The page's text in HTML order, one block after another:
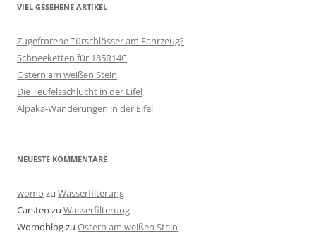
VIEL GESEHENE ARTIKEL
Zugefrorene Türschlösser am Fahrzeug?
Schneeketten für 185R14C
Ostern am weißen Stein
Die Teufelsschlucht in der Eifel
Alpaka-Wanderungen in der Eifel
NEUESTE KOMMENTARE
womo zu Wasserfilterung
Carsten zu Wasserfilterung
Womoblogzu Ostern am weißen Stein